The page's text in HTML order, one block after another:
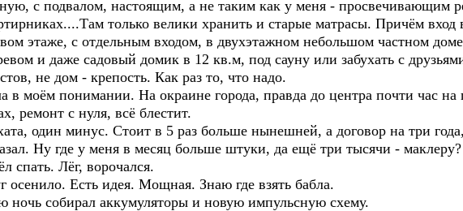
с подвалом, настоящим, а не таким как у меня - просвечивающим
только велики хранить и старые матрасы. Причём
этаже, с отдельным входом, в двухэтажном небольшом частном
и даже садовый домик в 12 кв.м, под сауну или забухать с
не дом - крепость. Как раз то, что надо.
в моём понимании. На окраине города, правда до центра почти час на
ремонт с нуля, всё блестит.
один минус. Стоит в 5 раз больше нынешней, а договор на три
Ну где у меня в месяц больше штуки, да ещё три тысячи - маклеру?
спать. Лёг, ворочался.
осенило. Есть идея. Мощная. Знаю где взять бабла.
ночь собирал аккумуляторы и новую импульсную схему.